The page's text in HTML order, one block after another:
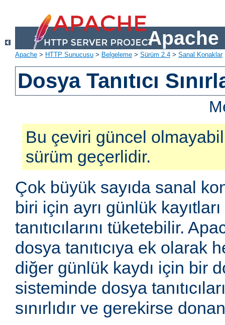
Apache
Apache > HTTP Sunucusu > Belgeleme > Sürüm 2.4 > Sanal Konaklar
Dosya Tanıtıcı
Bu çeviri güncel
sürüm geçerlidir.
Çok büyük sayıda sanal
biri için ayrı günlük
tanıtıcılarını tüketebilir.
dosya tanıtıcıya ek olarak
diğer günlük kaydı için bir
sisteminde dosya
sınırlıdır ve gerekirse